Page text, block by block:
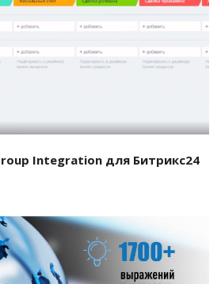
проект
Integration для Битрикс24